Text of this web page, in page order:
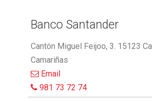
Banco Santander
Cantón Miguel Feijoo, 3. 15123
Camariñas
Email
981 73 72 74